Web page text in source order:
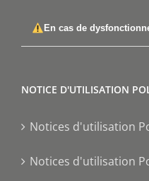
En cas de
NOTICE D'UTILISATION
Notices d'utilisation
Notices d'utilisation